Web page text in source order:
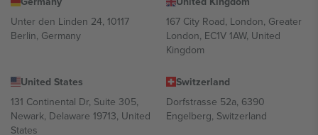
Unter den Linden 24, 10117
Berlin, Germany
167 City Road, London, Greater
London, EC1V 1AW, United
Kingdom
United States
131 Continental Dr, Suite 305,
Newark, Delaware 19713, United
States
Switzerland
Dorfstrasse 52a, 6390
Engelberg, Switzerland